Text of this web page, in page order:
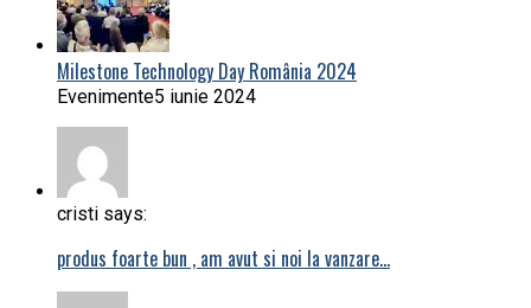
Milestone Technology Day România 2024
Evenimente5 iunie 2024
cristi says:
produs foarte bun , am avut si noi la vanzare…